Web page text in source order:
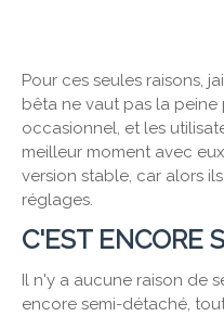
Pour ces seules raisons,
bêta ne vaut pas la
occasionnel, et les
meilleur moment avec
version stable, car alors
réglages.
C'EST ENCORE
Il n'y a aucune raison de
encore semi-détaché,